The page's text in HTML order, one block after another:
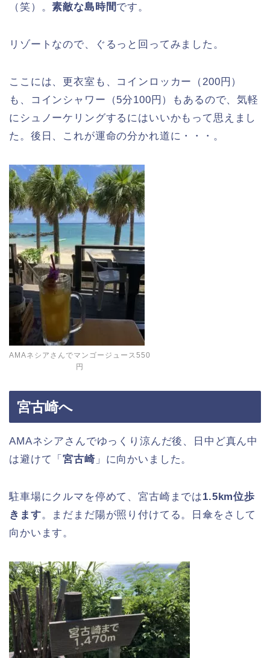
（笑）。素敵な島時間です。
リゾートなので、ぐるっと回ってみました。
ここには、更衣室も、コインロッカー（200円）
も、コインシャワー（5分100円）もあるので、気軽
にシュノーケリングするにはいいかもって思えまし
た。後日、これが運命の分かれ道に・・・。
AMAネシアさんでマンゴージュース550
円
宮古崎へ
AMAネシアさんでゆっくり涼んだ後、日中ど真ん中
は避けて「宮古崎」に向かいました。
駐車場にクルマを停めて、宮古崎までは1.5km位歩
きます。まだまだ陽が照り付けてる。日傘をさして
向かいます。